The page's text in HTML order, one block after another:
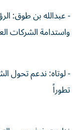
- عبدالله بن طوق:
واستدامة الشركات
- لوتاه: ندعم تحول
تطوراً